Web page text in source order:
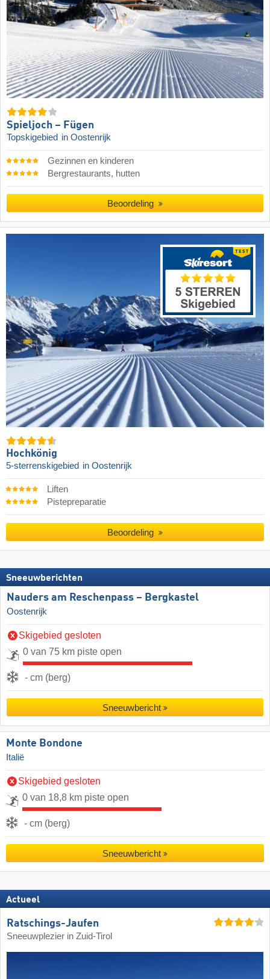
Spieljoch – Fügen
Topskigebied in Oostenrijk
Gezinnen en kinderen
Bergrestaurants, hutten
Beoordeling
Hochkönig
5-sterrenskigebied in Oostenrijk
Liften
Pistepreparatie
Beoordeling
Sneeuwberichten
Nauders am Reschenpass – Bergkastel
Oostenrijk
Skigebied gesloten
0 van 75 km piste open
- cm (berg)
Sneeuwbericht
Monte Bondone
Italië
Skigebied gesloten
0 van 18,8 km piste open
- cm (berg)
Sneeuwbericht
Actueel
Ratschings-Jaufen
Sneeuwplezier in Zuid-Tirol